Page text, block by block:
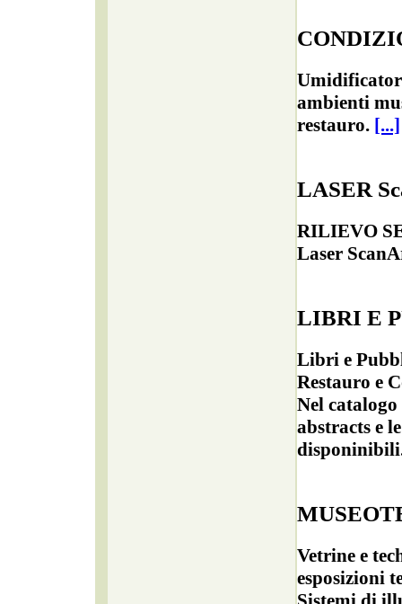
ambienti
restauro. [...]
LASER
RILIEVO
Laser
LIBRI E
Libri e
Restauro e
Nel
abstracts e
Vetrine e
esposizioni